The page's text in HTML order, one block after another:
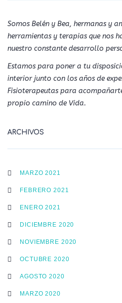
Somos Belén y Bea, hermanas y
herramientas y terapias que nos
nuestro constante desarrollo
Estamos para poner a tu
interior junto con los años de
Fisioterapeutas para
propio camino de Vida.
ARCHIVOS
MARZO 2021
FEBRERO 2021
ENERO 2021
DICIEMBRE 2020
NOVIEMBRE 2020
OCTUBRE 2020
AGOSTO 2020
MARZO 2020